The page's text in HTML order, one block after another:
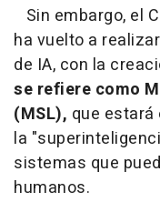
Sin embargo, el
ha vuelto a
de IA, con la
se refiere como
(MSL), que
la
sistemas que
humanos.